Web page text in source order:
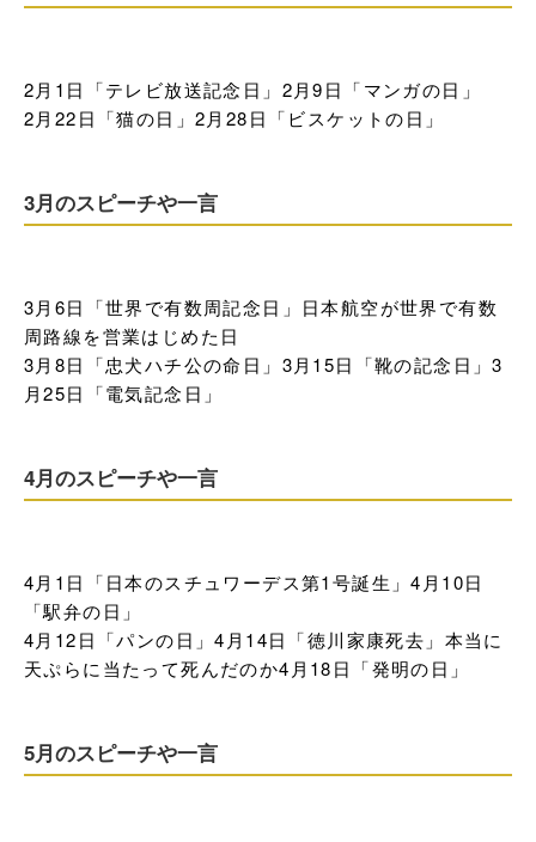
2月1日「テレビ放送記念日」2月9日「マンガの日」
2月22日「猫の日」2月28日「ビスケットの日」
3月のスピーチや一言
3月6日「世界で有数周記念日」日本航空が世界で有数
周路線を営業はじめた日
3月8日「忠犬ハチ公の命日」3月15日「靴の記念日」3
月25日「電気記念日」
4月のスピーチや一言
4月1日「日本のスチュワーデス第1号誕生」4月10日
「駅弁の日」
4月12日「パンの日」4月14日「徳川家康死去」本当に
天ぷらに当たって死んだのか4月18日「発明の日」
5月のスピーチや一言